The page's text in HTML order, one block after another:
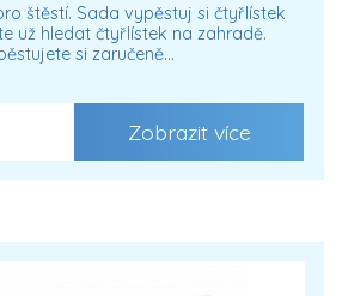
štěstí. Sada vypěstuj si čtyřlístek
už hledat čtyřlístek na zahradě.
si zaručeně…
Zobrazit více